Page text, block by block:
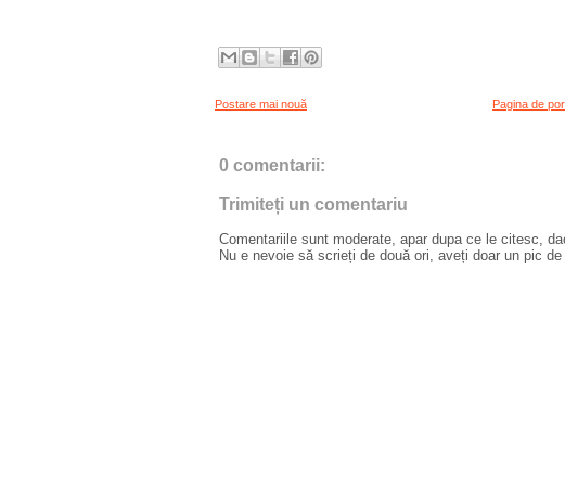
Postare mai nouă Pagina de
0 comentarii:
Trimiteți un comentariu
Comentariile sunt moderate, apar dupa ce le citesc,
Nu e nevoie să scrieți de două ori, aveți doar un pic de